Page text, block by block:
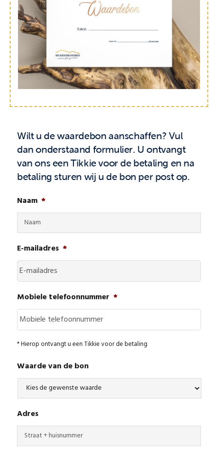
Wilt u de waardebon aanschaffen? Vul
dan onderstaand formulier. U ontvangt
van ons een Tikkie voor de betaling en na
betaling sturen wij u de bon per post op.
Naam *
E-mailadres *
Mobiele telefoonnummer *
* Hierop ontvangt u een Tikkie voor de betaling
Waarde van de bon
Adres
+